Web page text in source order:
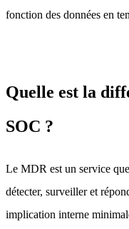
fonction des données en
Quelle est la
SOC ?
Le MDR est un service
détecter, surveiller et
implication interne